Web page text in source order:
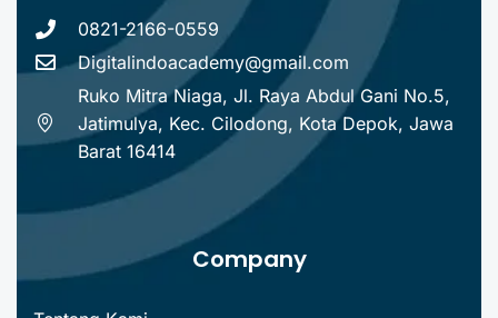
0821-2166-0559
Digitalindoacademy@gmail.com
Ruko Mitra Niaga, Jl. Raya Abdul Gani No.5,
Jatimulya, Kec. Cilodong, Kota Depok, Jawa
Barat 16414
Company